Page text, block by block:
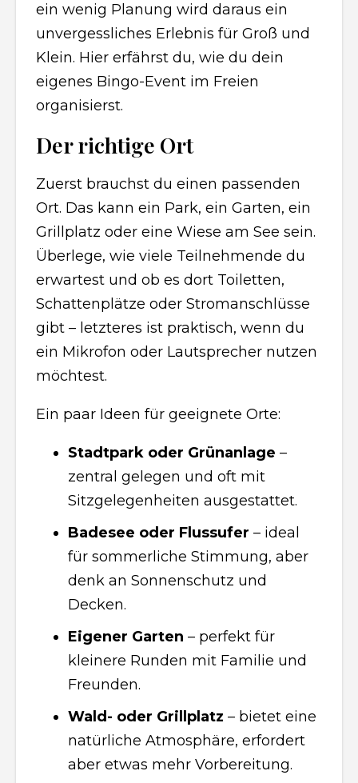
ein wenig Planung wird daraus ein
unvergessliches Erlebnis für Groß und
Klein. Hier erfährst du, wie du dein
eigenes Bingo-Event im Freien
organisierst.
Der richtige Ort
Zuerst brauchst du einen passenden
Ort. Das kann ein Park, ein Garten, ein
Grillplatz oder eine Wiese am See sein.
Überlege, wie viele Teilnehmende du
erwartest und ob es dort Toiletten,
Schattenplätze oder Stromanschlüsse
gibt – letzteres ist praktisch, wenn du
ein Mikrofon oder Lautsprecher nutzen
möchtest.
Ein paar Ideen für geeignete Orte:
Stadtpark oder Grünanlage –
zentral gelegen und oft mit
Sitzgelegenheiten ausgestattet.
Badesee oder Flussufer – ideal
für sommerliche Stimmung, aber
denk an Sonnenschutz und
Decken.
Eigener Garten – perfekt für
kleinere Runden mit Familie und
Freunden.
Wald- oder Grillplatz – bietet eine
natürliche Atmosphäre, erfordert
aber etwas mehr Vorbereitung.